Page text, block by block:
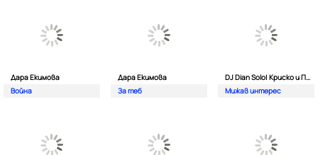
Дара Екимова
Война
Дара Екимова
За теб
DJ Dian Solo| Криско и Панайот Панайотов
Мижав интерес